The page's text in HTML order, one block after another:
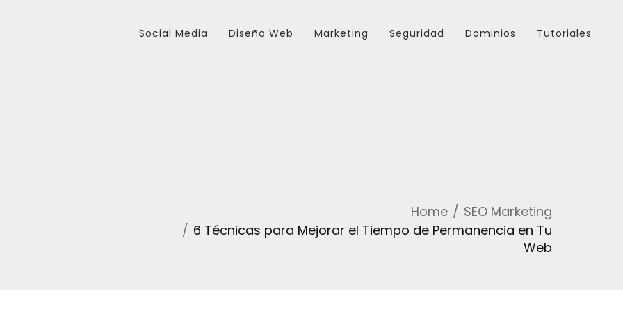
Social Media Diseño Web Marketing Seguridad Dominios Tutoriales
Home
SEO Marketing
6 Técnicas para Mejorar el Tiempo de Permanencia en Tu
Web